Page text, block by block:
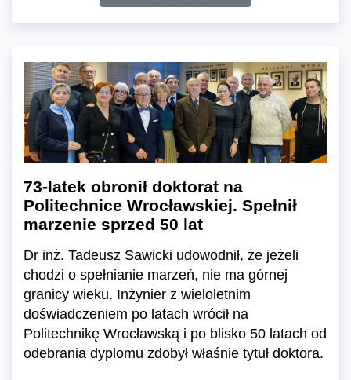
73-latek obronił doktorat na
Politechnice Wrocławskiej. Spełnił
marzenie sprzed 50 lat
Dr inż. Tadeusz Sawicki udowodnił, że jeżeli
chodzi o spełnianie marzeń, nie ma górnej
granicy wieku. Inżynier z wieloletnim
doświadczeniem po latach wrócił na
Politechnikę Wrocławską i po blisko 50 latach od
odebrania dyplomu zdobył właśnie tytuł doktora.